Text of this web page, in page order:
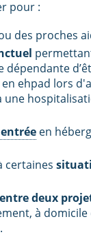
pour :
des proches
dépendante
ehpad lors
une
en
certaines
deux
à domicile